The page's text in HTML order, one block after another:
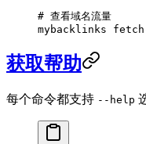
# 查看域名流量
mybacklinks
获取帮助
每个命令都支持 --help